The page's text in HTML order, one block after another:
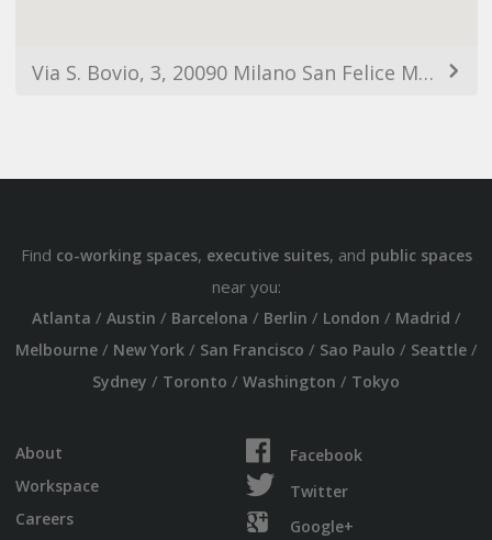
Via S. Bovio, 3, 20090 Milano San Felice MI, Italy
Find co-working spaces, executive suites, and public spaces
near you:
Atlanta / Austin / Barcelona / Berlin / London / Madrid /
Melbourne/ New York/ San Francisco / Sao Paulo / Seattle/
Sydney / Toronto / Washington / Tokyo
About
Workspace
Careers
Facebook
Twitter
Google+